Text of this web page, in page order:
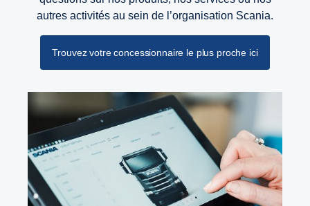
autres activités au sein de l’organisation Scania.
Trouvez votre concessionnaire le plus proche ici